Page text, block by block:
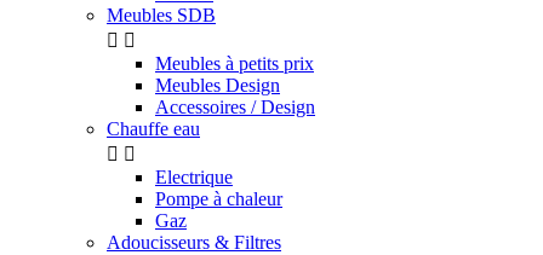
Meubles SDB
 
Meubles à petits prix
Meubles Design
Accessoires / Design
Chauffe eau
 
Electrique
Pompe à chaleur
Gaz
Adoucisseurs & Filtres